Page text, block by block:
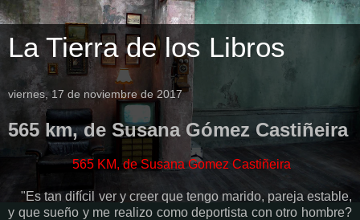
La Tierra de los Libros
viernes, 17 de noviembre de 2017
565 km, de Susana Gómez Castiñeira
565 KM, de Susana Gomez Castiñeira
"Es tan difícil ver y creer que tengo marido, pareja estable,
y que sueño y me realizo como deportista con otro hombre?